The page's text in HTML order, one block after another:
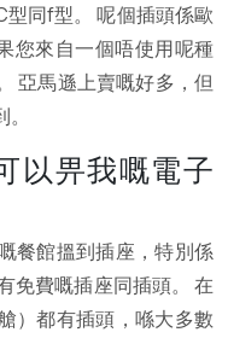
同f型。 呢個插頭係歐
您來自一個唔使用呢種
亞馬遜上賣嘅好多，但
以畀我嘅電子
餐館搵到插座，特別係
免費嘅插座同插頭。 在
）都有插頭，喺大多數